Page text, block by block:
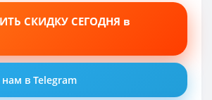
СКИДКУ СЕГОДНЯ в
в Telegram